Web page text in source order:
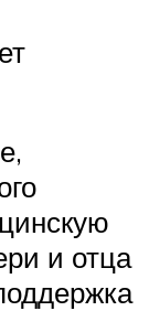
и отца